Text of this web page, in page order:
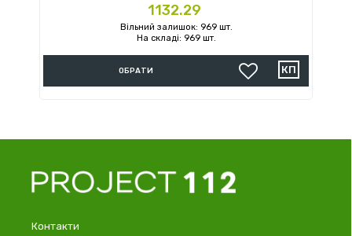
Ціна
1132.29
Вільний залишок: 969 шт.
На складі: 969 шт.
ОБРАТИ
Контакти